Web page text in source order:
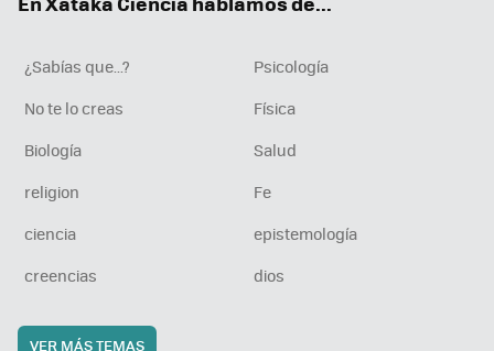
¿Sabías que...?
Psicología
No te lo creas
Física
Biología
Salud
religion
Fe
ciencia
epistemología
creencias
dios
VER MÁS TEMAS